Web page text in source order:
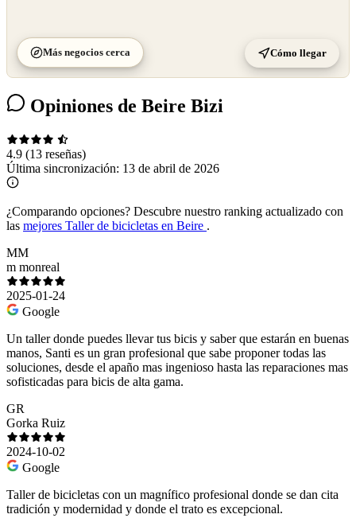
Más negocios cerca Cómo llegar
Opiniones de Beire Bizi
4.9 (13 reseñas)
Última sincronización: 13 de abril de 2026
¿Comparando opciones? Descubre nuestro ranking actualizado con
las mejores Taller de bicicletas en Beire .
MM
m monreal
2025-01-24
Google
Un taller donde puedes llevar tus bicis y saber que estarán en buenas
manos, Santi es un gran profesional que sabe proponer todas las
soluciones, desde el apaño mas ingenioso hasta las reparaciones mas
sofisticadas para bicis de alta gama.
GR
Gorka Ruiz
2024-10-02
Google
Taller de bicicletas con un magnífico profesional donde se dan cita
tradición y modernidad y donde el trato es excepcional.